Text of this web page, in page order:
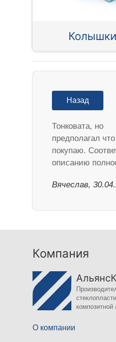
Назад
Тонковата, но
предполагал что
покупаю.
описанию
Вячеслав,
Компания
О компании